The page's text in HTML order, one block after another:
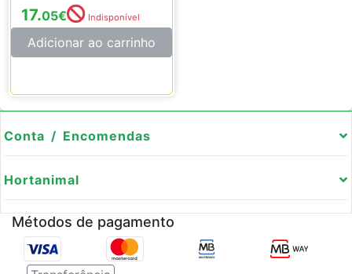
17.05€ Indisponível
Adicionar ao carrinho
Conta / Encomendas
Hortanimal
Métodos de pagamento